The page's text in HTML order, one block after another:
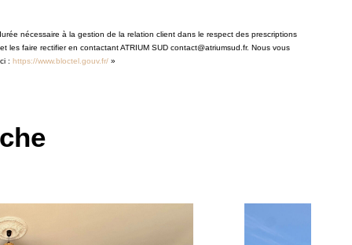
nécessaire à la gestion de la relation client dans le respect des prescriptions
faire rectifier en contactant ATRIUM SUD contact@atriumsud.fr. Nous vous
: https://www.bloctel.gouv.fr/ »